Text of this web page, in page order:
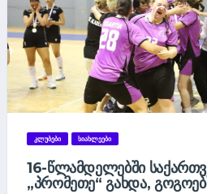
ᲙᲚᲣᲑᲔᲑᲘ ᲡᲘᲐᲮᲚᲔᲔᲑᲘ
16-ᲬᲚᲐᲛᲓᲔᲚᲔᲑᲨᲘ
„ᲞᲠᲝᲛᲔᲗᲔ“ ᲒᲐᲮᲓᲐ,